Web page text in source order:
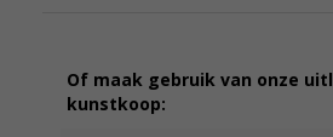
Of maak gebruik van onze
kunstkoop: